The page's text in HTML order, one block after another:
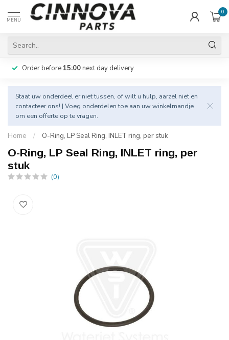
MENU
0
Order before 15:00next day delivery
Staat uw onderdeel er niet tussen, of wilt u hulp, aarzel niet en
contacteer ons! | Voeg onderdelen toe aan uw winkelmandje
om een offerte op te vragen.
Home / O-Ring, LP Seal Ring, INLET ring, per stuk
O-Ring, LP Seal Ring, INLET ring, per
stuk
(0)